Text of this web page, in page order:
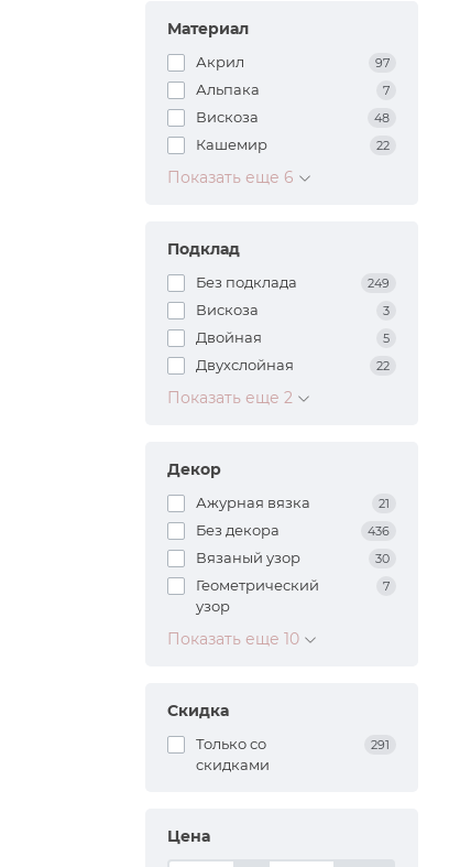
Материал
Акрил 97
Альпака 7
Вискоза 48
Кашемир 22
Показать еще 6
Подклад
Без подклада 249
Вискоза 3
Двойная 5
Двухслойная 22
Показать еще 2
Декор
Ажурная вязка 21
Без декора 436
Вязаный узор 30
Геометрический
узор
7
Показать еще 10
Скидка
Только со
cкидками
291
Цена